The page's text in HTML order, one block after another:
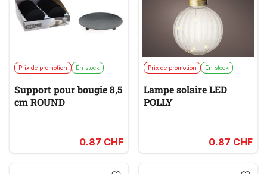
Prix de promotion En stock
Support pour bougie 8,5
cm ROUND
0.87 CHF
Prix de promotion En stock
Lampe solaire LED
POLLY
0.87 CHF